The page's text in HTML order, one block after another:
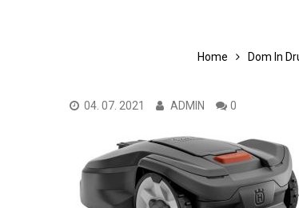
Home Dom In
04. 07. 2021 ADMIN 0